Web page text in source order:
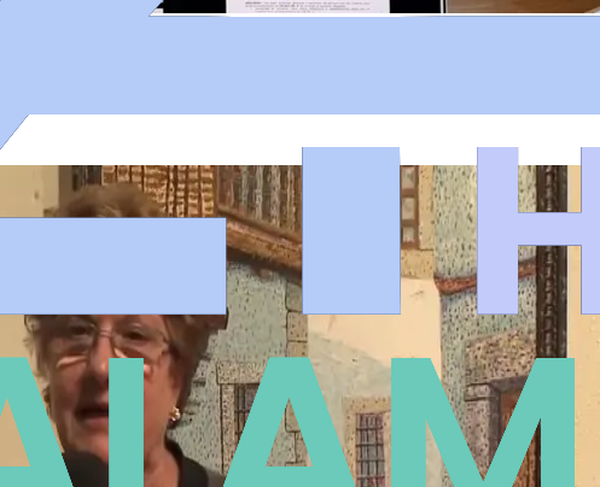
de unos servicios "de ciudad grande" con coste reducido